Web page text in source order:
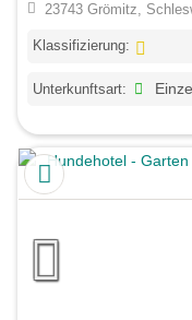
23743 Grömitz,
Klassifizierung:
Unterkunftsart: